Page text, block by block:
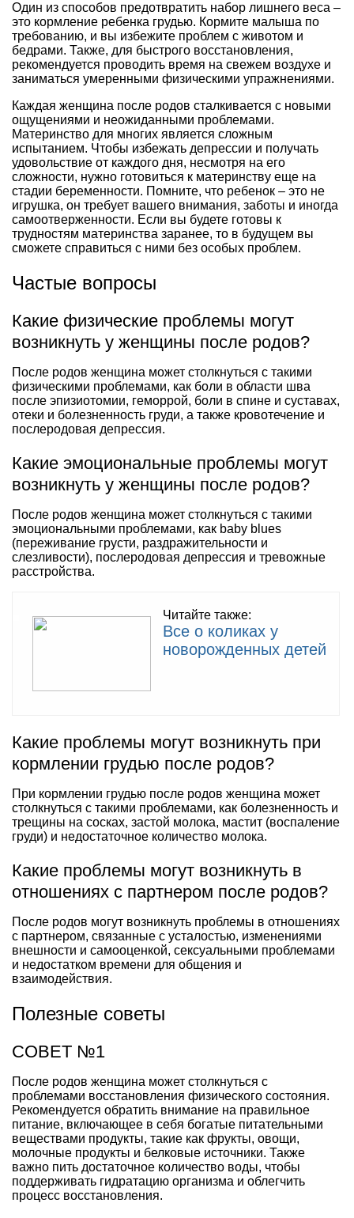
Один из способов предотвратить набор лишнего веса –
это кормление ребенка грудью. Кормите малыша по
требованию, и вы избежите проблем с животом и
бедрами. Также, для быстрого восстановления,
рекомендуется проводить время на свежем воздухе и
заниматься умеренными физическими упражнениями.
Каждая женщина после родов сталкивается с новыми
ощущениями и неожиданными проблемами.
Материнство для многих является сложным
испытанием. Чтобы избежать депрессии и получать
удовольствие от каждого дня, несмотря на его
сложности, нужно готовиться к материнству еще на
стадии беременности. Помните, что ребенок – это не
игрушка, он требует вашего внимания, заботы и иногда
самоотверженности. Если вы будете готовы к
трудностям материнства заранее, то в будущем вы
сможете справиться с ними без особых проблем.
Частые вопросы
Какие физические проблемы могут
возникнуть у женщины после родов?
После родов женщина может столкнуться с такими
физическими проблемами, как боли в области шва
после эпизиотомии, геморрой, боли в спине и суставах,
отеки и болезненность груди, а также кровотечение и
послеродовая депрессия.
Какие эмоциональные проблемы могут
возникнуть у женщины после родов?
После родов женщина может столкнуться с такими
эмоциональными проблемами, как baby blues
(переживание грусти, раздражительности и
слезливости), послеродовая депрессия и тревожные
расстройства.
Читайте также:
Все о коликах у
новорожденных детей
Какие проблемы могут возникнуть при
кормлении грудью после родов?
При кормлении грудью после родов женщина может
столкнуться с такими проблемами, как болезненность и
трещины на сосках, застой молока, мастит (воспаление
груди) и недостаточное количество молока.
Какие проблемы могут возникнуть в
отношениях с партнером после родов?
После родов могут возникнуть проблемы в отношениях
с партнером, связанные с усталостью, изменениями
внешности и самооценкой, сексуальными проблемами
и недостатком времени для общения и
взаимодействия.
Полезные советы
СОВЕТ №1
После родов женщина может столкнуться с
проблемами восстановления физического состояния.
Рекомендуется обратить внимание на правильное
питание, включающее в себя богатые питательными
веществами продукты, такие как фрукты, овощи,
молочные продукты и белковые источники. Также
важно пить достаточное количество воды, чтобы
поддерживать гидратацию организма и облегчить
процесс восстановления.